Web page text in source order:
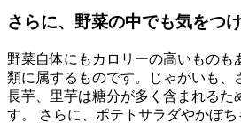
さらに、野菜の中でも気をつ
野菜自体にもカロリーの高いものも
類に属するものです。じゃがいも、
長芋、里芋は糖分が多く含まれるた
す。 さらに、ポテトサラダやかぼ